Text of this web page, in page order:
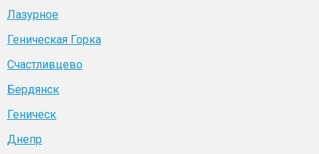
Лазурное
Геническая Горка
Счастливцево
Бердянск
Геническ
Днепр